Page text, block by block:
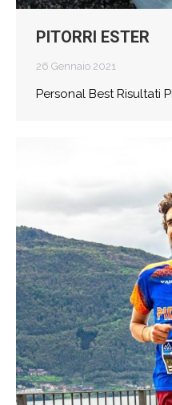
PITORRI ESTER
26 Gennaio 2021
Personal Best Risultati